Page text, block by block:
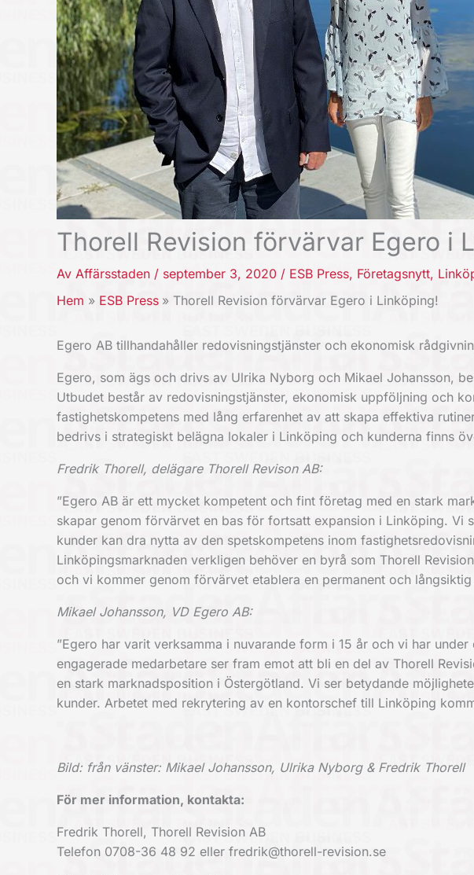
Thorell Revision förvärvar Egero i
Av Affärsstaden / september 3, 2020 / ESB Press, Företagsnytt,
Hem
ESB Press Thorell Revision förvärvar Egero i Linköping!
Egero AB tillhandahåller redovisningstjänster och ekonomisk
Egero, som ägs och drivs av Ulrika Nyborg och Mikael Johansson,
Utbudet består av redovisningstjänster, ekonomisk uppföljning och
fastighetskompetens med lång erfarenhet av att skapa effektiva
bedrivs i strategiskt belägna lokaler i Linköping och kunderna finns
Fredrik Thorell, delägare Thorell Revison AB:
”Egero AB är ett mycket kompetent och fint företag med en stark
skapar genom förvärvet en bas för fortsatt expansion i Linköping. Vi
kunder kan dra nytta av den spetskompetens inom
Linköpingsmarknaden verkligen behöver en byrå som Thorell
och vi kommer genom förvärvet etablera en permanent och
Mikael Johansson, VD Egero AB:
”Egero har varit verksamma i nuvarande form i 15 år och vi har
engagerade medarbetare ser fram emot att bli en del av Thorell
en stark marknadsposition i Östergötland. Vi ser betydande
kunder. Arbetet med rekrytering av en kontorschef till Linköping
Bild: från vänster: Mikael Johansson, Ulrika Nyborg & Fredrik Thorell
För mer information, kontakta:
Fredrik Thorell, Thorell Revision AB
Telefon 0708-36 48 92 eller fredrik@thorell-revision.se